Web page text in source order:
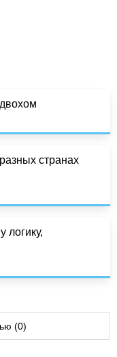
странах
логику,
(0)